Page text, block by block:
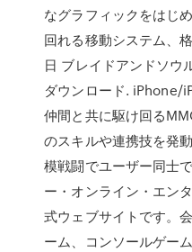
なグラフィックをはじ
回れる移動システム、
日 ブレイドアンドソウ
ダウンロード. iPhone/
仲間と共に駆け回る
のスキルや連携技を発
模戦闘でユーザー同士
ー・オンライン・エン
式ウェブサイトです。
ーム、コンソールゲー